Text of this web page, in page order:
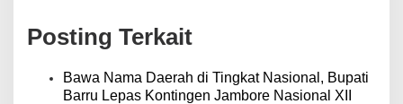
a
s
Posting Terkait
Bawa Nama Daerah di Tingkat Nasional, Bupati
Barru Lepas Kontingen Jambore Nasional XII